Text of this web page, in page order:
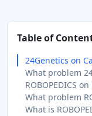
Table of
24Genetics on
What problem
ROBOPEDICS
What problem
What is